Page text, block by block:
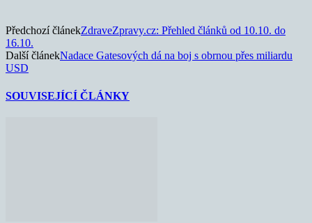
Předchozí článekZdraveZpravy.cz: Přehled článků od 10.10. do
16.10.
Další článekNadace Gatesových dá na boj s obrnou přes miliardu
USD
SOUVISEJÍCÍ ČLÁNKY